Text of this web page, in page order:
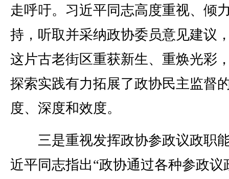
走呼吁。习近平同志高度重视、倾
持，听取并采纳政协委员意见建议
这片古老街区重获新生、重焕光彩
探索实践有力拓展了政协民主监督
度、深度和效度。
三是重视发挥政协参政议政职
近平同志指出“政协通过各种参政议